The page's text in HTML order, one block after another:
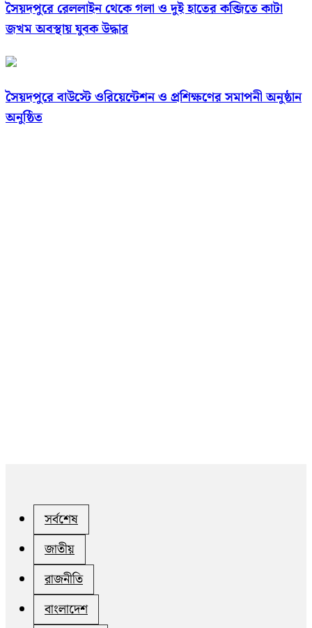
সৈয়দপুরে রেললাইন থেকে গলা ও দুই হাতের কব্জিতে কাটা
জখম অবস্থায় যুবক উদ্ধার
সৈয়দপুরে বাউস্টে ওরিয়েন্টেশন ও প্রশিক্ষণের সমাপনী অনুষ্ঠান
অনুষ্ঠিত
সর্বশেষ
জাতীয়
রাজনীতি
বাংলাদেশ